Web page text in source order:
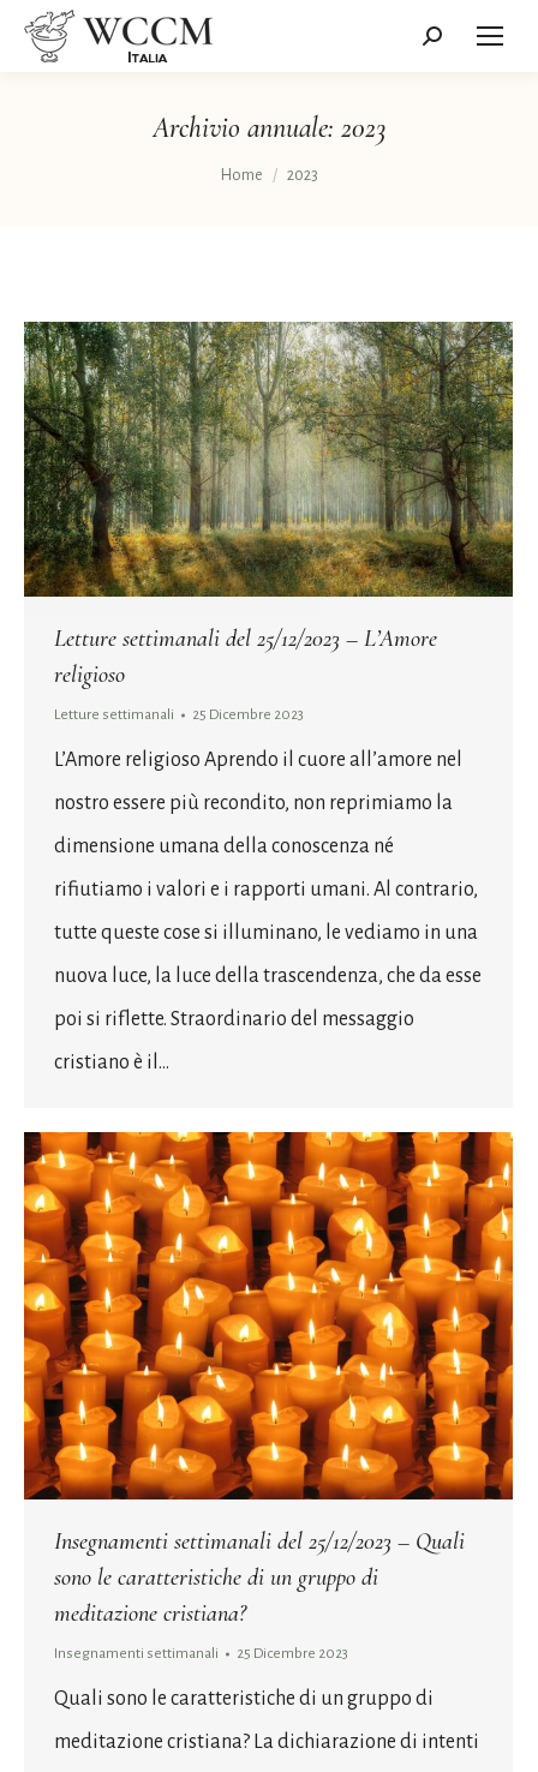
Cerca:
Archivio annuale: 2023
Tu sei qui:
Home 2023
Letture settimanali del 25/12/2023 – L’Amore
religioso
Letture settimanali 25 Dicembre 2023
L’Amore religioso Aprendo il cuore all’amore nel
nostro essere più recondito, non reprimiamo la
dimensione umana della conoscenza né
rifiutiamo i valori e i rapporti umani. Al contrario,
tutte queste cose si illuminano, le vediamo in una
nuova luce, la luce della trascendenza, che da esse
poi si riflette. Straordinario del messaggio
cristiano è il…
Insegnamenti settimanali del 25/12/2023 – Quali
sono le caratteristiche di un gruppo di
meditazione cristiana?
Insegnamenti settimanali 25 Dicembre 2023
Quali sono le caratteristiche di un gruppo di
meditazione cristiana? La dichiarazione di intenti